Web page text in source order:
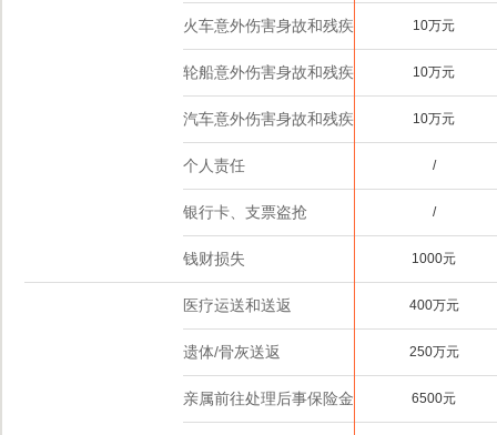
火车意外伤害身故和残疾 10万元
轮船意外伤害身故和残疾 10万元
汽车意外伤害身故和残疾 10万元
个人责任 /
银行卡、支票盗抢 /
钱财损失 1000元
医疗运送和送返 400万元
遗体/骨灰送返 250万元
亲属前往处理后事保险金 6500元